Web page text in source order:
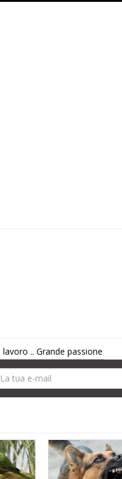
.. Grande passione